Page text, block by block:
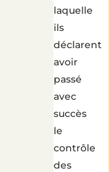
laquelle
ils
déclarent
avoir
passé
avec
succès
le
contrôle
des